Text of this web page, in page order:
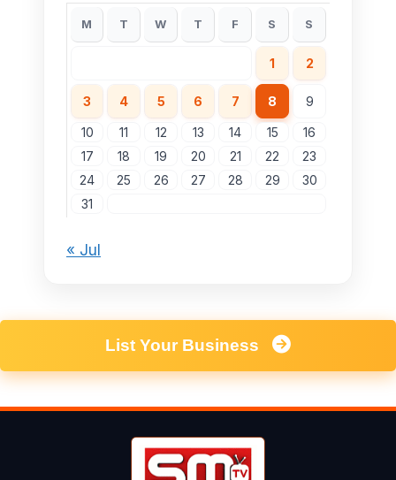
M T W T F S S
1 2
3 4 5 6 7 8 9
10 11 12 13 14 15
16
17
18 19 20 21 22
23
24
25 26 27 28 29
30
31
« Jul
List Your Business